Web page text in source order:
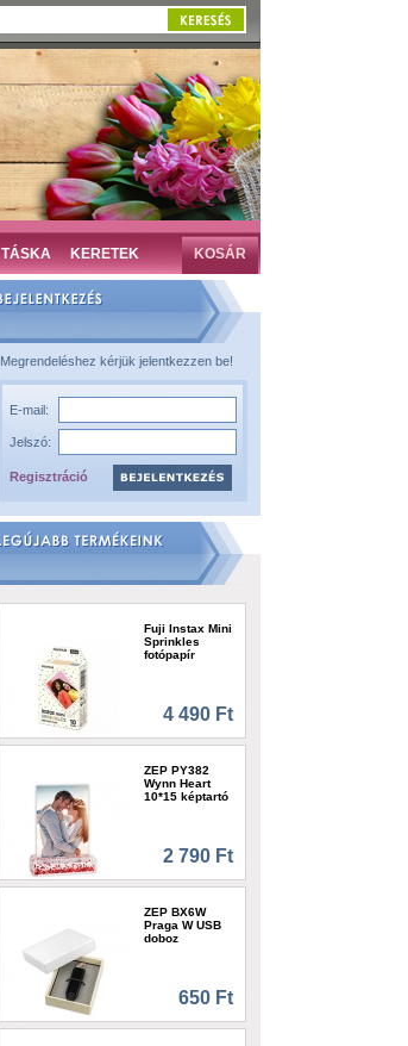
TÁSKA KERETEK KOSÁR
Megrendeléshez kérjük jelentkezzen be!
E-mail:
Jelszó:
Regisztráció
Fuji Instax Mini
Sprinkles
fotópapír
4 490 Ft
ZEP PY382
Wynn Heart
10*15 képtartó
2 790 Ft
ZEP BX6W
Praga W USB
doboz
650 Ft